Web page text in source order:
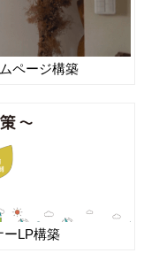
ページ構築
LP構築